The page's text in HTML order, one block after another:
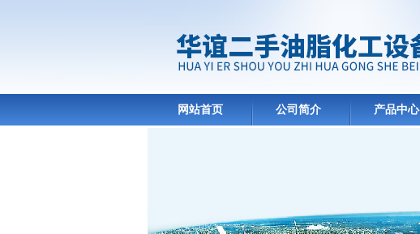
网站首页 公司简介 产品中心